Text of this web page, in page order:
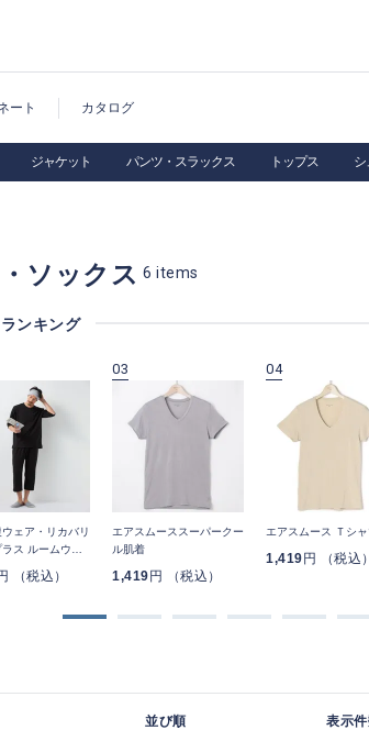
ート カタログ
ジャケット パンツ・スラックス トップス シ
ソックス 6 items
ンキング
ェア・リカバリ
ス ルームウェ
下セット ユニセ
（税込）
03
エアスムーススーパークー
ル肌着
1,419 円 （税込）
04
エアスムース Ｔシャ
1,419 円 （税込）
並び順 表示